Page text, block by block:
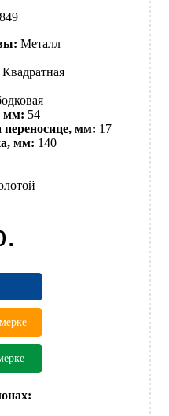
Металл
Квадратная
мм: 54
переносице, мм: 17
мм: 140